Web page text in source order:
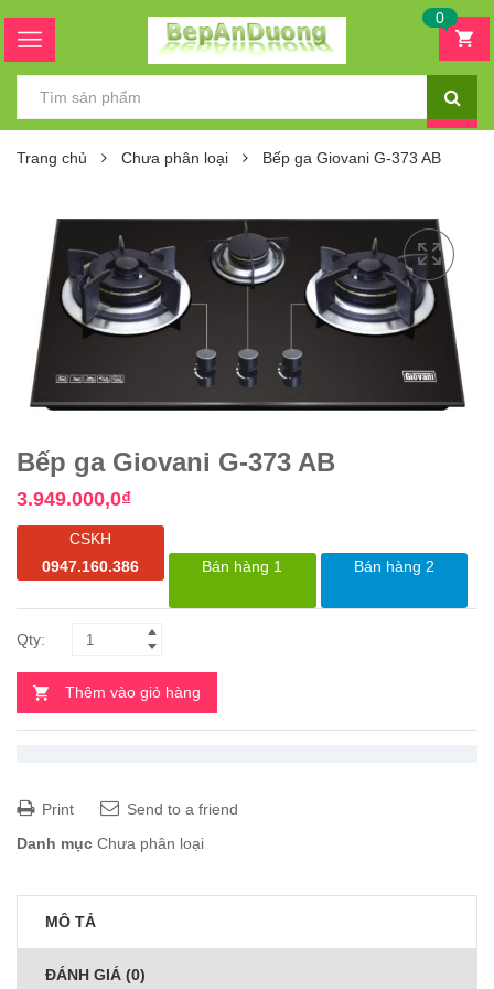
0
Trang chủ Chưa phân loại Bếp ga Giovani G-373 AB
Bếp ga Giovani G-373 AB
3.949.000,0₫
CSKH
0947.160.386
Bán hàng 1 Bán hàng 2
Thêm vào giỏ hàng
Print
Send to a friend
Danh mục Chưa phân loại
MÔ TẢ
ĐÁNH GIÁ (0)